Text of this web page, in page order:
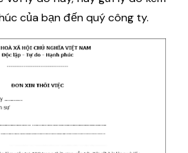
của bạn đến quý công ty.